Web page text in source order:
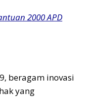
2000 APD
beragam inovasi
yang